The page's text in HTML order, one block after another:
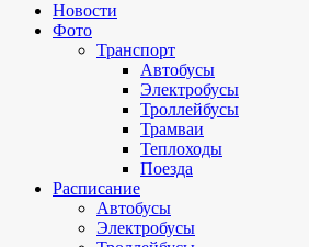
Новости
Фото
Транспорт
Автобусы
Электробусы
Троллейбусы
Трамваи
Теплоходы
Поезда
Расписание
Автобусы
Электробусы